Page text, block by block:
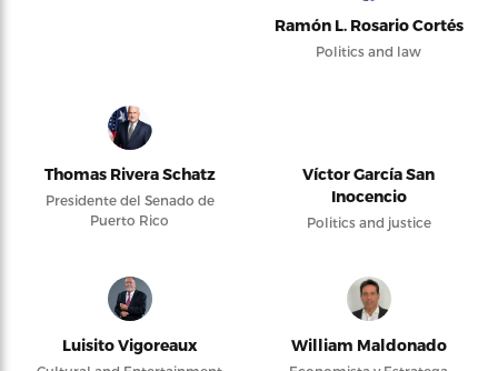
Ramón L. Rosario Cortés
Politics and law
Thomas Rivera Schatz
Presidente del Senado de
Puerto Rico
Víctor García San
Inocencio
Politics and justice
Luisito Vigoreaux William Maldonado